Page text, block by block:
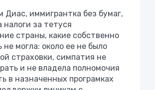
Диас, иммигрантка без бумаг,
налоги за тетуся
страны, какие собственно
не могла: около ее не было
страховки, симпатия не
и не владела полномочия
в назначенных програмках